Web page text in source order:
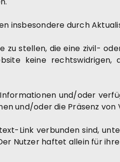
insbesondere durch
stellen, die eine zivil-
keine rechtswidrigen,
und/oder
und/oder die Präsenz von
Link verbunden sind,
Nutzer haftet allein für